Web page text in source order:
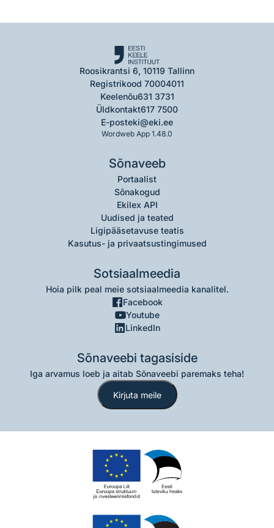
Roosikrantsi 6, 10119 Tallinn
Registrikood 70004011
Keelenõu631 3731
Üldkontakt617 7500
E-posteki@eki.ee
Wordweb App 1.48.0
Sõnaveeb
Portaalist
Sõnakogud
Ekilex API
Uudised ja teated
Ligipääsetavuse teatis
Kasutus- ja privaatsustingimused
Sotsiaalmeedia
Hoia pilk peal meie sotsiaalmeedia kanalitel.
Facebook
Youtube
LinkedIn
Sõnaveebi tagasiside
Iga arvamus loeb ja aitab Sõnaveebi paremaks teha!
Kirjuta meile